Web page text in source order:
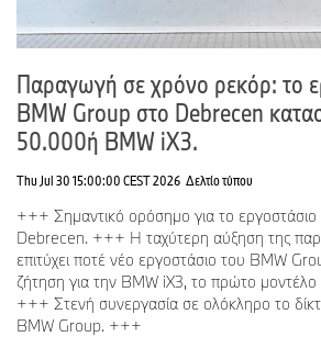
Motorrad, το BMW Group είναι ο Νο. 1
αυτοκινήτων και μοτοσικλετών σε όλο τον
μετακίνησης. Το δίκτυο παραγωγής του
πάνω από 30 εγκαταστάσεις παραγωγής σε
εταιρεία έχει ένα παγκόσμιο δίκτυο
από 140 χώρες.
Το 2024, το BMW Group πούλησε πάνω
αυτοκίνητα και περισσότερες από 210.000
παγκοσμίως. Το κέρδος προ φόρων για το
ήταν 11,0 δισεκατομμύρια ευρώ, με έσοδα
δισεκατομμύρια ευρώ. Στις 31 Δεκεμβρίου
Group είχε παγκόσμιο έμψυχο δυναμικό
Παραγωγή σε χρόνο ρεκόρ: το
BMW Group στο Debrecen
50.000ή BMW iX3.
Thu Jul 30 15:00:00 CEST 2026 Δελτίο τύπου
+++ Σημαντικό ορόσημο για το
Debrecen. +++ Η ταχύτερη αύξηση της
επιτύχει ποτέ νέο εργοστάσιο του BMW
ζήτηση για την BMW iX3, το πρώτο
+++ Στενή συνεργασία σε ολόκληρο το
BMW Group. +++